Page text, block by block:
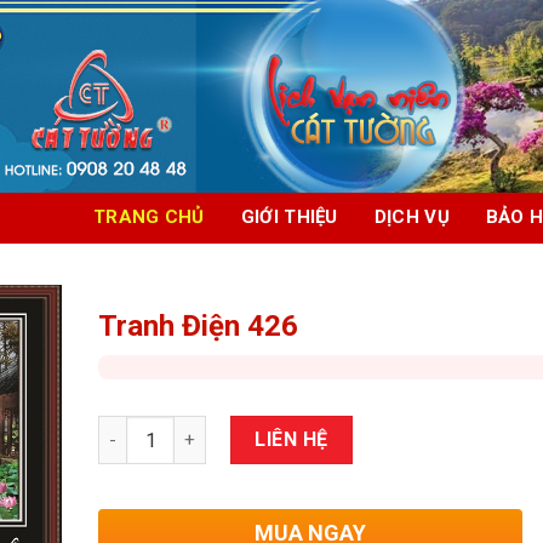
TRANG CHỦ GIỚI THIỆU DỊCH VỤ BẢO
Tranh Điện 426
Số lượng LIÊN HỆ
MUA NGAY